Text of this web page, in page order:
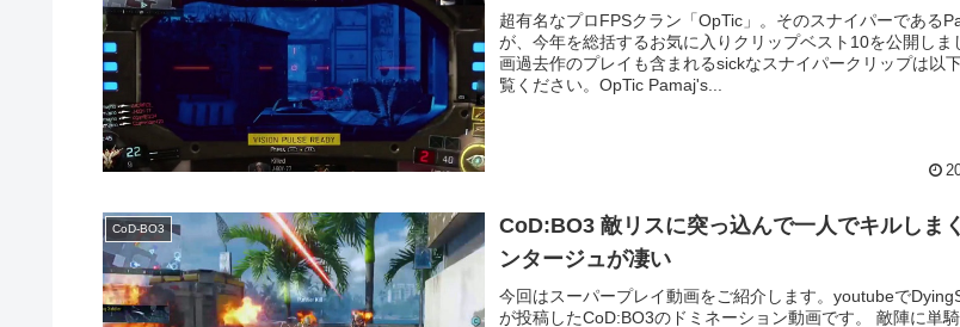
超有名なプロFPSクラン「OpTic」。そのスナイパーである
が、今年を総括するお気に入りクリップベスト10を公開しま
画過去作のプレイも含まれるsickなスナイパークリップは以
覧ください。OpTic Pamaj's...
CoD-BO3
CoD:BO3 敵リスに突っ込んで一人でキルしま
ンタージュが凄い
今回はスーパープレイ動画をご紹介します。youtubeで
が投稿したCoD:BO3のドミネーション動画です。 敵陣に単